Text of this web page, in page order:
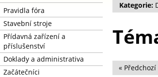
Pravidla fóra
Stavební stroje
Přídavná zařízení a
příslušenství
Doklady a administrativa
Začátečníci
Kategorie:
« Předchozí